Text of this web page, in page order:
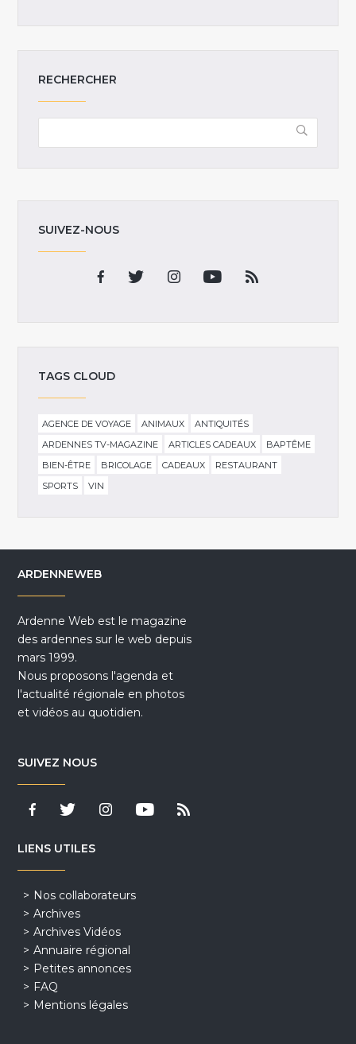
RECHERCHER
SUIVEZ-NOUS
TAGS CLOUD
AGENCE DE VOYAGE ANIMAUX
ANTIQUITÉS
ARDENNES TV-MAGAZINE
ARTICLES CADEAUX
BAPTÊME
BIEN-ÊTRE
BRICOLAGE CADEAUX
RESTAURANT
SPORTS
VIN
ARDENNEWEB
Ardenne Web est le magazine
des ardennes sur le web depuis
mars 1999.
Nous proposons l'agenda et
l'actualité régionale en photos
et vidéos au quotidien.
SUIVEZ NOUS
LIENS UTILES
Nos collaborateurs
Archives
Archives Vidéos
Annuaire régional
Petites annonces
FAQ
Mentions légales